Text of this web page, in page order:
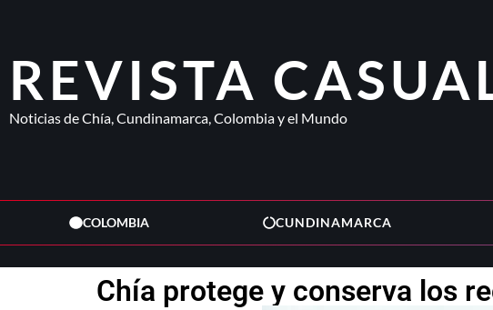
REVISTA
Noticias de Chía, Cundinamarca, Colombia y el Mundo
COLOMBIA CUNDINAMARCA
Chía protege y conserva los